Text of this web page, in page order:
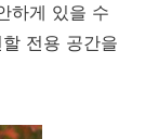
하게 있을 수
전용 공간을